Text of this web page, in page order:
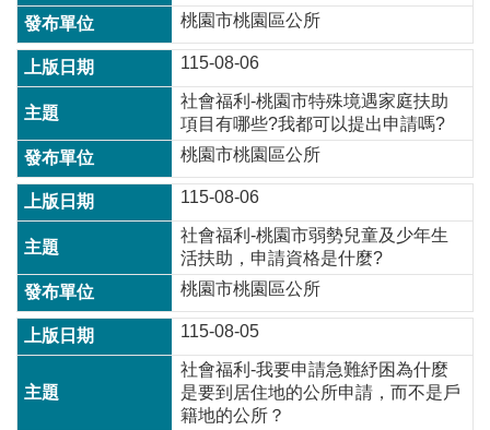
政
府
E
g
l
s
隱
私
權
政
策
政
府
桃園市桃園區公所
115-08-06
社會福利-桃園市特殊境遇家庭扶助
項目有哪些?我都可以提出申請嗎?
桃園市桃園區公所
115-08-06
社會福利-桃園市弱勢兒童及少年生
活扶助，申請資格是什麼?
桃園市桃園區公所
115-08-05
社會福利-我要申請急難紓困為什麼
是要到居住地的公所申請，而不是戶
籍地的公所？